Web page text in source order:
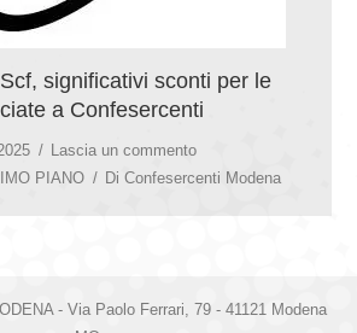
significativi sconti per le
a Confesercenti
Lascia un commento
PIANO
Di Confesercenti Modena
- Via Paolo Ferrari, 79 - 41121 Modena